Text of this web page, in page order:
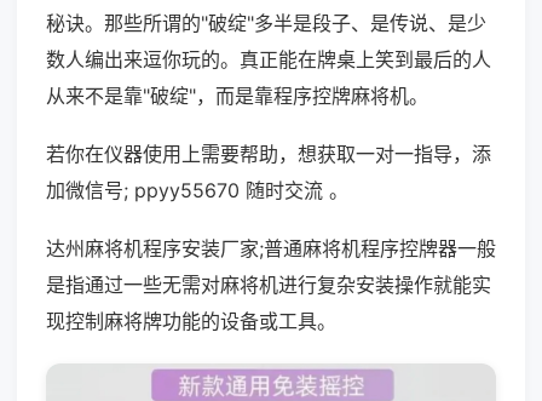
秘诀。那些所谓的"破绽"多半是段子、是传说、是少
数人编出来逗你玩的。真正能在牌桌上笑到最后的人
从来不是靠"破绽"，而是靠程序控牌麻将机。
若你在仪器使用上需要帮助，想获取一对一指导，添
加微信号; ppyy55670 随时交流 。
达州麻将机程序安装厂家;普通麻将机程序控牌器一般
是指通过一些无需对麻将机进行复杂安装操作就能实
现控制麻将牌功能的设备或工具。